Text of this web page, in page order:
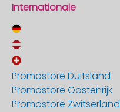
Internationale
Promostore Duitsland
Promostore Oostenrijk
Promostore Zwitserland